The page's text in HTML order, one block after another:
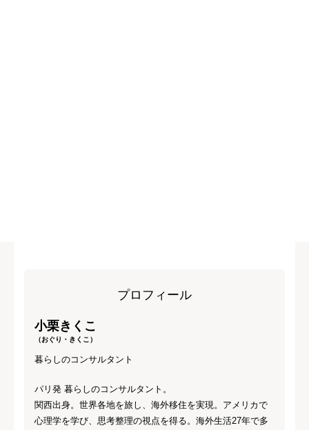
プロフィール
小栗きくこ
（おぐり・きくこ）
暮らしのコンサルタント
パリ発 暮らしのコンサルタント。
関西出身。世界各地を旅し、海外移住を実現。アメリカで
心理学を学び、思考整理の視点を得る。海外生活27年で多